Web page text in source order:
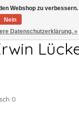
0
Webshop zu verbessern.
Nein
Datenschutzerklärung. »